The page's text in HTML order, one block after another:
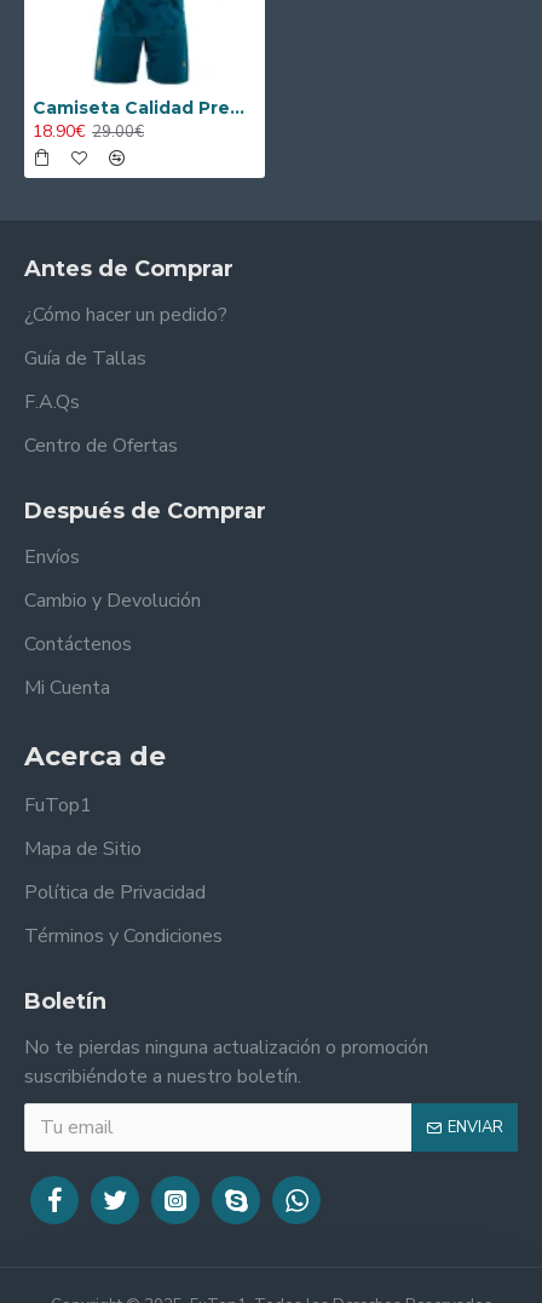
Camiseta Calidad Premium Olympique Marsella Away 2024/25 Niño
18.90€ 29.00€
Antes de Comprar
¿Cómo hacer un pedido?
Guía de Tallas
F.A.Qs
Centro de Ofertas
Después de Comprar
Envíos
Cambio y Devolución
Contáctenos
Mi Cuenta
Acerca de
FuTop1
Mapa de Sitio
Política de Privacidad
Términos y Condiciones
Boletín
No te pierdas ninguna actualización o promoción
suscribiéndote a nuestro boletín.
ENVIAR